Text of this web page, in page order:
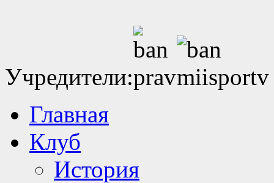
Учредители:
Главная
Клуб
История